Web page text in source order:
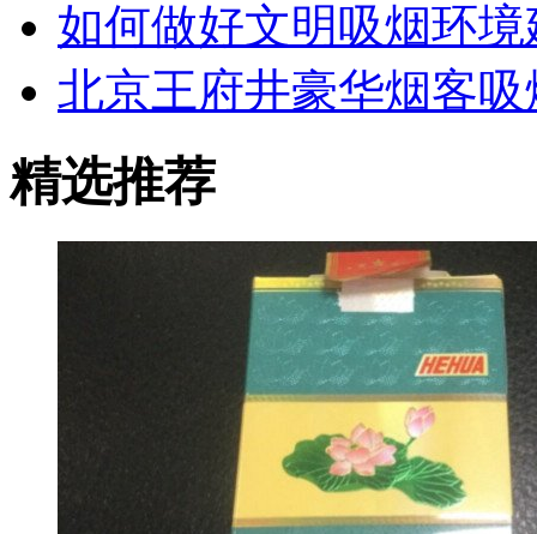
如何做好文明吸烟环
北京王府井豪华烟客
精选推荐